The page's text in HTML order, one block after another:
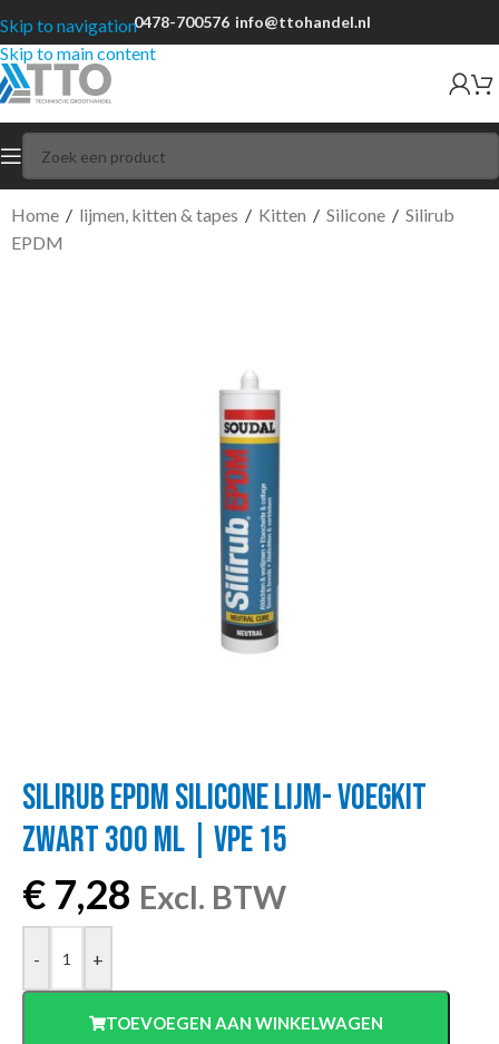
Skip to navigation
Skip to main content
0478-700576 info@ttohandel.nl
Home / lijmen, kitten & tapes / Kitten / Silicone / Silirub
EPDM
SILIRUB EPDM SILICONE LIJM- VOEGKIT
ZWART 300 ML | VPE 15
€ 7,28 Excl. BTW
- +
TOEVOEGEN AAN WINKELWAGEN